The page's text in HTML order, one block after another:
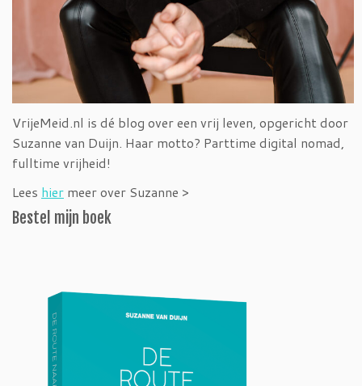
VrijeMeid.nl is dé blog over een vrij leven, opgericht door
Suzanne van Duijn. Haar motto? Parttime digital nomad,
fulltime vrijheid!
Lees hier meer over Suzanne >
Bestel mijn boek